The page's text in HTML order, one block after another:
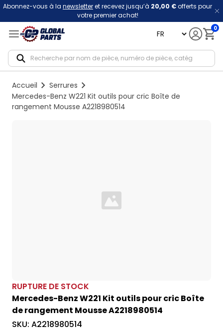
Abonnez-vous à la newsletteret recevez jusqu’à 20,00 €offerts pour
votre premier achat!
language 0
Accueil
Serrures
Mercedes-Benz W221 Kit outils pour cric Boîte de
rangement Mousse A2218980514
Loading...
RUPTURE DE STOCK
Mercedes-Benz W221 Kit outils pour cric Boîte
de rangement Mousse A2218980514
SKU: A2218980514